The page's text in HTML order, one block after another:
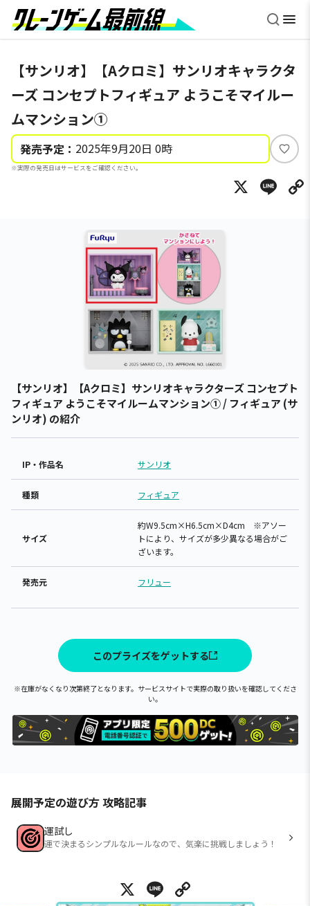
【サンリオ】【Aクロミ】サンリオキャラクタ
ーズ コンセプトフィギュア ようこそマイルー
ムマンション①
発売予定： 2025年9月20日 0時
※実際の発売日はサービスをご確認ください。
い
ね
X
【サンリオ】【Aクロミ】サンリオキャラクターズ コンセプト
フィギュア ようこそマイルームマンション① / フィギュア (サ
ンリオ) の紹介
IP・作品名 サンリオ
種類 フィギュア
サイズ
約W9.5cm×H6.5cm×D4cm ※アソー
トにより、サイズが多少異なる場合がご
ざいます。
発売元 フリュー
このプライズをゲットする
※在庫がなくなり次第終了となります。サービスサイトで実際の取り扱いを確認してくださ
い。
展開予定の遊び方 攻略記事
運試し
運で決まるシンプルなルールなので、気楽に挑戦しましょう！
X Line